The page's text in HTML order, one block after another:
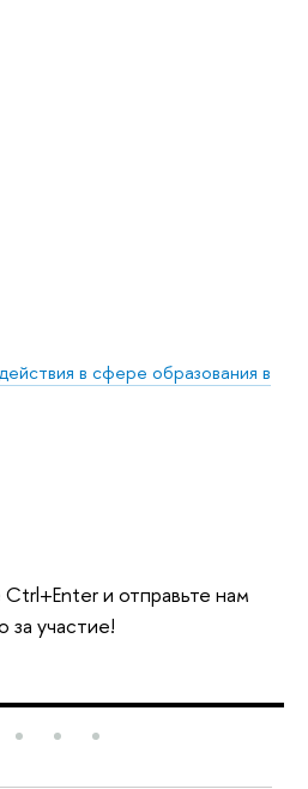
в сфере образования в
и отправьте нам
участие!